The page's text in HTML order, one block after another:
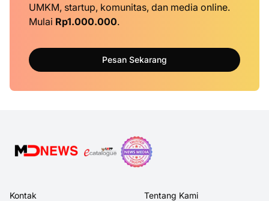
UMKM, startup, komunitas, dan media online.
Mulai Rp1.000.000.
Pesan Sekarang
Kontak Tentang Kami